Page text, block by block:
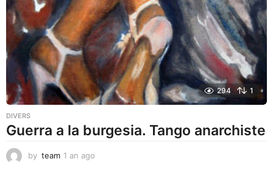
o
294 1
DIVERS
Guerra a la burgesia. Tango anarchiste
by team 1 an ago